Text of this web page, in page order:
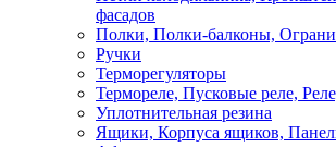
фасадов
Полки, Полки-балконы,
Ручки
Терморегуляторы
Термореле, Пусковые реле,
Уплотнительная резина
Ящики, Корпуса ящиков,